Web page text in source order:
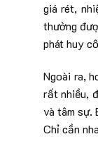
giá rét,
thường
phát huy
Ngoài ra,
rất nhiều,
và tâm sự.
Chỉ cần